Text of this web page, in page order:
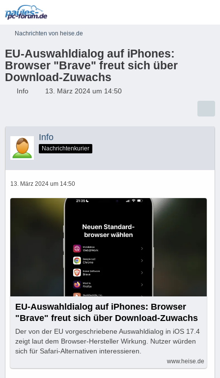
Nachrichten von heise.de
EU-Auswahldialog auf iPhones:
Browser "Brave" freut sich über
Download-Zuwachs
Info 13. März 2024 um 14:50
Info
Nachrichtenkurier
13. März 2024 um 14:50
EU-Auswahldialog auf iPhones: Browser
"Brave" freut sich über Download-Zuwachs
Der von der EU vorgeschriebene Auswahldialog in iOS 17.4
zeigt laut dem Browser-Hersteller Wirkung. Nutzer würden
sich für Safari-Alternativen interessieren.
www.heise.de